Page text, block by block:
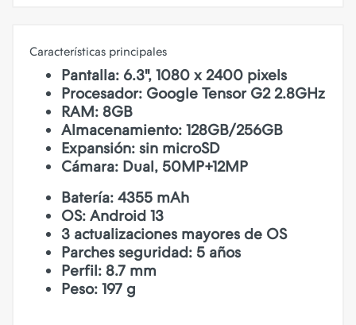
Características principales
Pantalla: 6.3", 1080 x 2400 pixels
Procesador: Google Tensor G2 2.8GHz
RAM: 8GB
Almacenamiento: 128GB/256GB
Expansión: sin microSD
Cámara: Dual, 50MP+12MP
Batería: 4355 mAh
OS: Android 13
3 actualizaciones mayores de OS
Parches seguridad: 5 años
Perfil: 8.7 mm
Peso: 197 g